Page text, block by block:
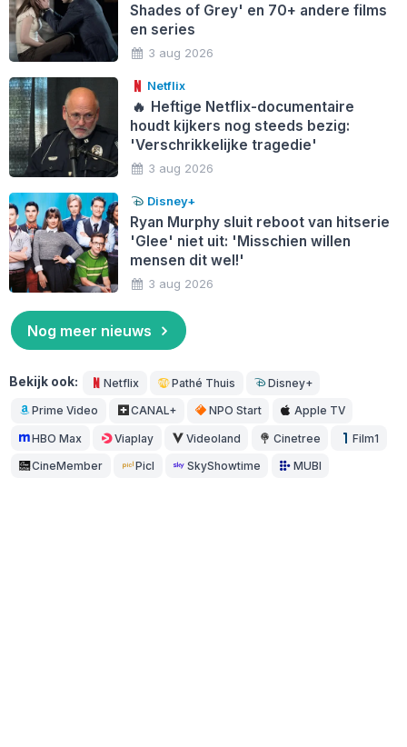
Shades of Grey' en 70+ andere films
en series
3 aug 2026
Netflix
🔥 Heftige Netflix-documentaire
houdt kijkers nog steeds bezig:
'Verschrikkelijke tragedie'
3 aug 2026
Disney+
Ryan Murphy sluit reboot van hitserie
'Glee' niet uit: 'Misschien willen
mensen dit wel!'
3 aug 2026
Nog meer nieuws
Bekijk ook: Netflix Pathé Thuis Disney+
Prime Video CANAL+ NPO Start Apple TV
HBO Max Viaplay Videoland Cinetree Film1
CineMember Picl SkyShowtime MUBI